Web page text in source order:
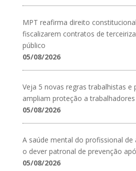
MPT reafirma direito
fiscalizarem contratos de
público
05/08/2026
Veja 5 novas regras trabalhistas e
ampliam proteção a trabalhadores
05/08/2026
A saúde mental do profissional
o dever patronal de prevenção
05/08/2026